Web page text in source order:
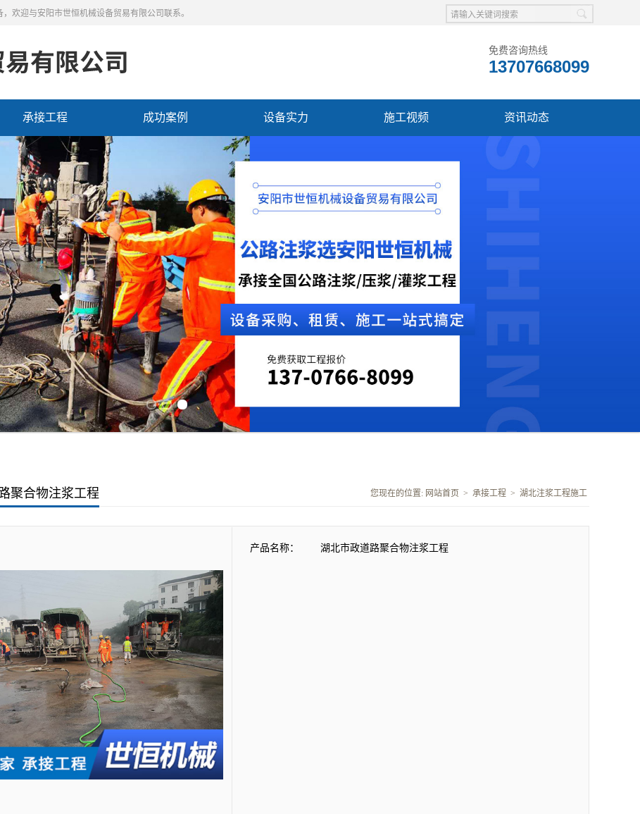
欢迎与安阳市世恒机械设备贸易有限公司联系。
免费咨询热线
13707668099
承接工程 成功案例 设备实力 施工视频 资讯动态
聚合物注浆工程 您现在的位置: 网站首页 > 承接工程 > 湖北注浆工程施工
产品名称： 湖北市政道路聚合物注浆工程